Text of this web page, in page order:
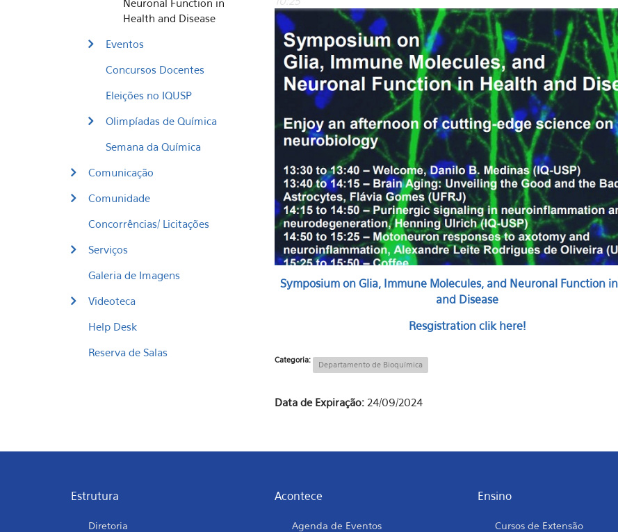
Neuronal Function in
Health and Disease
Eventos
Concursos Docentes
Eleições no IQUSP
Olimpíadas de Química
Semana da Química
Comunicação
Comunidade
Concorrências/ Licitações
Serviços
Galeria de Imagens
Videoteca
Help Desk
Reserva de Salas
Symposium on Glia, Immune Molecules, and Neuronal Function
and Disease
Resgistration clik here!
Categoria: Departamento de Bioquímica
Data de Expiração: 24/09/2024
Estrutura
Diretoria
Acontece
Agenda de Eventos
Ensino
Cursos de Extensão